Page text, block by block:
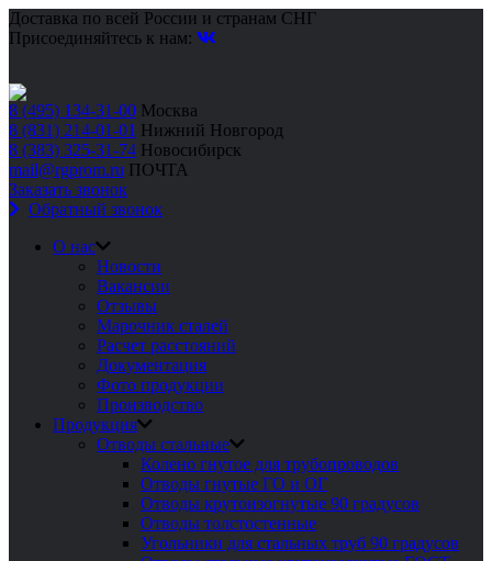
Доставка по всей России и странам СНГ
Присоединяйтесь к нам:
8 (495) 134-31-00 Москва
8 (831) 214-01-01 Нижний Новгород
8 (383) 325-31-74 Новосибирск
mail@rgprom.ru ПОЧТА
Заказать звонок
Обратный звонок
О нас
Новости
Вакансии
Отзывы
Марочник сталей
Расчет расстояний
Документация
Фото продукции
Производство
Продукция
Отводы стальные
Колено гнутое для трубопроводов
Отводы гнутые ГО и ОГ
Отводы крутоизогнутые 90 градусов
Отводы толстостенные
Угольники для стальных труб 90 градусов